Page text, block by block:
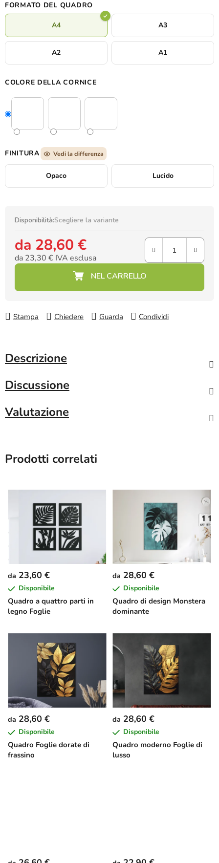
FORMATO DEL QUADRO
A4 A3
A2 A1
COLORE DELLA CORNICE
FINITURA Vedi la differenza
Opaco Lucido
Disponibilità:Scegliere la variante
da 28,60 €
da 23,30 € IVA esclusa
Prezzo della misura:
Stampa Chiedere Guarda Condividi
Descrizione
Discussione
Valutazione
Prodotti correlati
Quadro a quattro parti in
legno Foglie
da 23,60 €
Disponibile
Quadro di design Monstera
dominante
da 28,60 €
Disponibile
Quadro Foglie dorate di
frassino
da 28,60 €
Disponibile
Quadro moderno Foglie di
lusso
da 28,60 €
Disponibile